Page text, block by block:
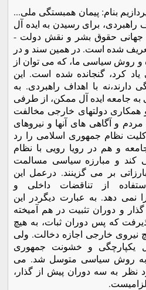
بنام: پیمان همبستگی ملی...
راهبردی، برای رسیدن به ایده آل
جهانی حقوق بشر و نقش دولت -
شده است. در همین سند و در
و روش سیاسی ما، که می توان از
یاد کرد، گنجانده شده است. این
دارند،نه با اهداف راهبردی. به
به جامعه ایده آل ممکن، از طرفی
همکاری دولتهای خارجی مخالفت
و آگاهی های آنها و نیروهای
نظام جمهوری اسلامی را رد
و هم در رویا رویی با نظام
کند و مبارزه سیاسی مسالمت
بر می گزینند. درعمل این
از تناقضات داخلی و
دهد. به عبارت دیگردر این
و دوران تثبیت در هم آمیخته
که پس دوران ثبات، به هیچ
نیروی خارجی اجازه دخالت. ولی
یکپارچگی و خشونت جمهوری
به روش سیاسی متوسل شد. می
نظر به سه دوران پیش از گذار،